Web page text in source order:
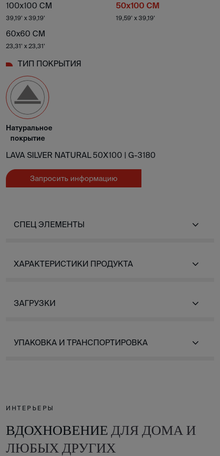
100x100 CM
39,19' x 39,19'
50x100 CM
19,59' x 39,19'
60x60 CM
23,31' x 23,31'
ТИП ПОКРЫТИЯ
Натуральное
покрытие
LAVA SILVER NATURAL 50X100 | G-3180
Запросить информацию
СПЕЦ ЭЛЕМЕНТЫ
ХАРАКТЕРИСТИКИ ПРОДУКТА
ЗАГРУЗКИ
УПАКОВКА И ТРАНСПОРТИРОВКА
ИНТЕРЬЕРЫ
ВДОХНОВЕНИЕ ДЛЯ ДОМА И
ЛЮБЫХ ДРУГИХ